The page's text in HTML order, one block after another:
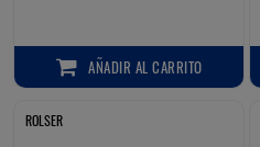
AÑADIR AL CARRITO
ROLSER